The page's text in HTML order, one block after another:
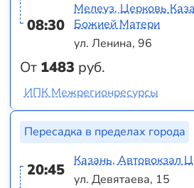
08:30
От 1483 руб.
Мелеуз, Церковь
Божией Матери
ул. Ленина, 96
ИПК Межрегионресурсы
Пересадка в пределах города
20:45
Казань, Автовокзал
ул. Девятаева, 15